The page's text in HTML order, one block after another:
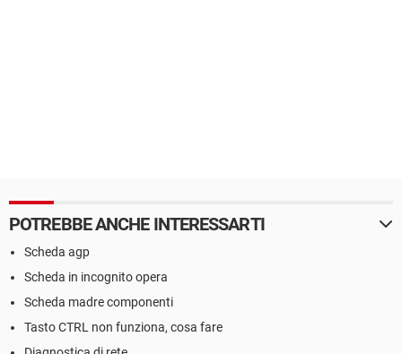
POTREBBE ANCHE INTERESSARTI
Scheda agp
Scheda in incognito opera
Scheda madre componenti
Tasto CTRL non funziona, cosa fare